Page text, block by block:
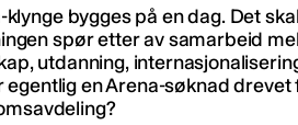
klynge bygges på en dag. Det
spør etter av samarbeid
utdanning,
egentlig en Arena-søknad drevet